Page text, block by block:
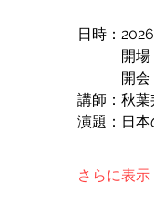
日時：
開場：
開会：
講師：秋
演題：日
さらに表示